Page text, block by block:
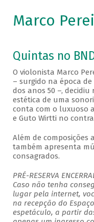
Marco
Quintas no
O violonista Marco
– surgido na época
dos anos 50 –,
estética de uma
conta com o luxuoso
e Guto Wirtti no
Além de composições
também apresenta
consagrados.
PRÉ-RESERVA
Caso não tenha
lugar pela internet,
na recepção do
espetáculo, a partir